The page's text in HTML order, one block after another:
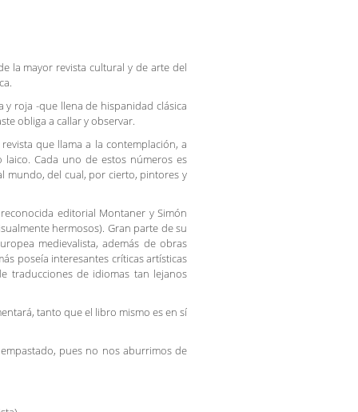
la mayor revista cultural y de arte del
roja -que llena de hispanidad clásica
obliga a callar y observar.
que llama a la contemplación, a
Cada uno de estos números es
mundo, del cual, por cierto, pintores y
editorial Montaner y Simón
hermosos). Gran parte de su
medievalista, además de obras
poseía interesantes críticas artísticas
traducciones de idiomas tan lejanos
tanto que el libro mismo es en sí
pues no nos aburrimos de